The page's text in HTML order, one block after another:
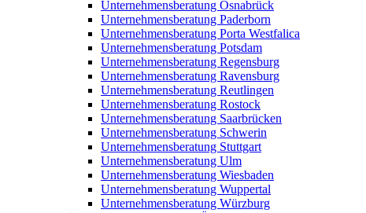
Unternehmensberatung Osnabrück
Unternehmensberatung Paderborn
Unternehmensberatung Porta Westfalica
Unternehmensberatung Potsdam
Unternehmensberatung Regensburg
Unternehmensberatung Ravensburg
Unternehmensberatung Reutlingen
Unternehmensberatung Rostock
Unternehmensberatung Saarbrücken
Unternehmensberatung Schwerin
Unternehmensberatung Stuttgart
Unternehmensberatung Ulm
Unternehmensberatung Wiesbaden
Unternehmensberatung Wuppertal
Unternehmensberatung Würzburg